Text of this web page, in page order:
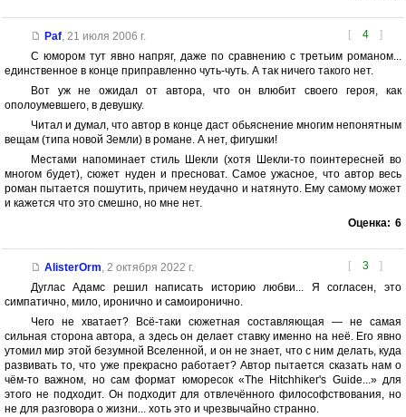
[ 4 ]
Paf, 21 июля 2006 г.
С юмором тут явно напряг, даже по сравнению с третьим романом...
единственное в конце приправленно чуть-чуть. А так ничего такого нет.
Вот уж не ожидал от автора, что он влюбит своего героя, как
ополоумевшего, в девушку.
Читал и думал, что автор в конце даст обьяснение многим непонятным
вещам (типа новой Земли) в романе. А нет, фигушки!
Местами напоминает стиль Шекли (хотя Шекли-то поинтересней во
многом будет), сюжет нуден и пресноват. Самое ужасное, что автор весь
роман пытается пошутить, причем неудачно и натянуто. Ему самому может
и кажется что это смешно, но мне нет.
Оценка: 6
[ 3 ]
AlisterOrm, 2 октября 2022 г.
Дуглас Адамс решил написать историю любви... Я согласен, это
симпатично, мило, иронично и самоиронично.
Чего не хватает? Всё-таки сюжетная составляющая — не самая
сильная сторона автора, а здесь он делает ставку именно на неё. Его явно
утомил мир этой безумной Вселенной, и он не знает, что с ним делать, куда
развивать то, что уже прекрасно работает? Автор пытается сказать нам о
чём-то важном, но сам формат юморесок «The Hitchhiker's Guide...» для
этого не подходит. Он подходит для отвлечённого философствования, но
не для разговора о жизни... хоть это и чрезвычайно странно.